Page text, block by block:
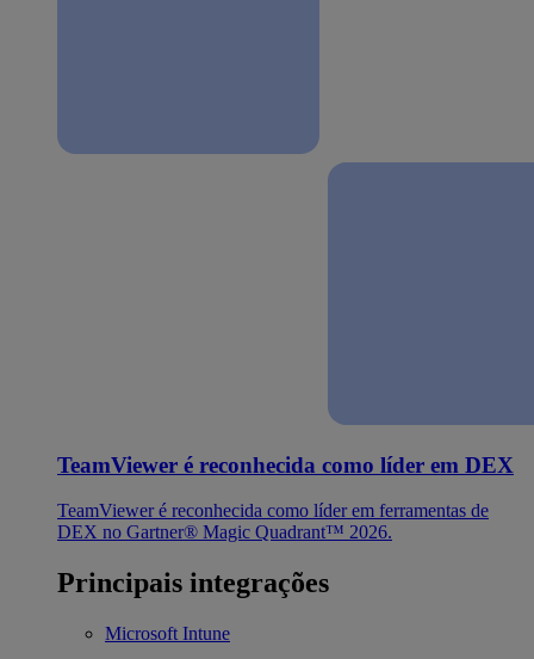
TeamViewer é reconhecida como líder em DEX
TeamViewer é reconhecida como líder em ferramentas de
DEX no Gartner® Magic Quadrant™ 2026.
Principais integrações
Microsoft Intune